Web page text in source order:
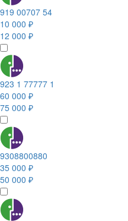
919 00707 54
10 000 ₽
12 000 ₽
923 1 77777 1
60 000 ₽
75 000 ₽
9308800880
35 000 ₽
50 000 ₽